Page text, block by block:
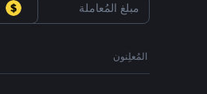
المُعلِنون